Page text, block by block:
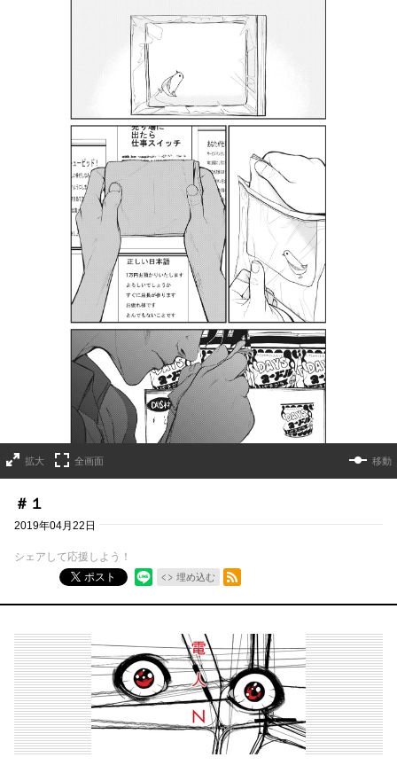
拡大 全画面 移動
＃１
2019年04月22日
シェアして応援しよう！
ポスト
埋め込む
RSSフィード